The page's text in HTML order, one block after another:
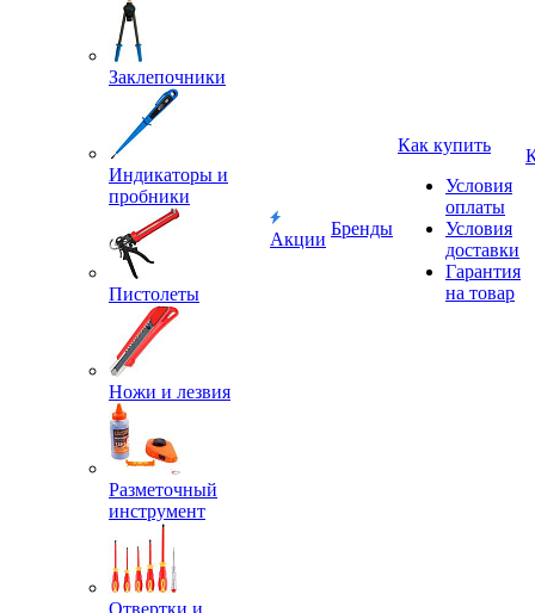
Заклепочники
Индикаторы и
пробники
Пистолеты
Ножи и лезвия
Разметочный
инструмент
Отвертки и
Акции
Бренды
Как купить
Условия
оплаты
Условия
доставки
Гарантия
на товар